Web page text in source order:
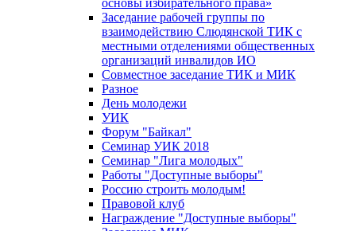
основы избирательного права»
Заседание рабочей группы по
взаимодействию Слюдянской ТИК с
местными отделениями общественных
организаций инвалидов ИО
Совместное заседание ТИК и МИК
Разное
День молодежи
УИК
Форум "Байкал"
Семинар УИК 2018
Семинар "Лига молодых"
Работы "Доступные выборы"
Россию строить молодым!
Правовой клуб
Награждение "Доступные выборы"